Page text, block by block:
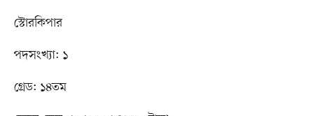
স্টোরকিপার
পদসংখ্যা: ১
গ্রেড: ১৪তম